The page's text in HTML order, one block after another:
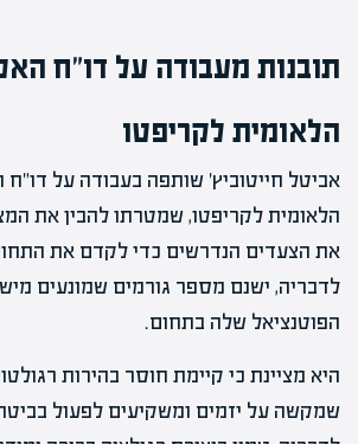
תובנות מעבודה על דו"ח
הלאומית לקריפטו
אביטל חייטוביץ' שותפה בעבודה על
הלאומית לקריפטו, שמטרתו להבין את
את הצעדים הנדרשים כדי לקדם את
לדבריה, ישנם מספר גורמים שמונעים
הפוטנציאל שלה בתחום.
היא מציינת כי קיימת חוסר בהירות
שמקשה על יזמים ומשקיעים לפעול